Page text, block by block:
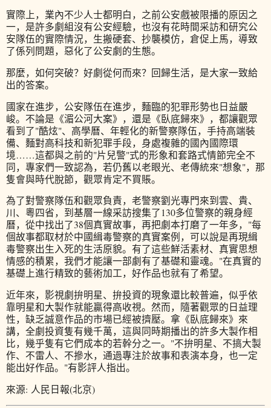
實際上，業內不少人士都明白，之前公安戲被限播的原因之
一，是許多劇組沒有公安經驗，也沒有花時間采訪和研究公
安隊伍的實際情況，生搬硬套、抄襲模仿，倉促上馬，導致
了係列問題，惡化了公安劇的生態。
那麼，如何突破？好劇從何而來？回歸生活，是大家一致給
出的答案。
國家在進步，公安隊伍在進步，麵臨的犯罪形勢也日益嚴
峻。不論是《湄公河大案》，還是《臥底歸來》，都讓觀眾
看到了"酷炫"、高學曆、年輕化的新警察隊伍，手持高端裝
備、麵對高科技和新犯罪手段，身處複雜的國內國際環
境……這都與之前的"片兒警"式的形象和套路式情節完全不
同，專家們一致認為，若仍舊以老眼光、老傳統來"想象"，那
隻會與時代脫節，觀眾肯定不買賬。
為了對警察隊伍和觀眾負責，老警察劉光專門來到雲、貴、
川、粵四省，到基層一線采訪搜集了130多位警察的親身經
曆，從中找出了38個真實故事，再把劇本打磨了一年多， "每
個故事都取材於中國緝毒警察的真實案例，可以說是再現緝
毒警察出生入死的生活原貌。有了這些鮮活素材、真實思想
情感的積累，我們才能讓一部劇有了基礎和靈魂。 "在真實的
基礎上進行精致的藝術加工，好作品也就有了希望。
近年來，影視劇拚明星、拚投資的現象還比較普遍，似乎依
靠明星和大製作就能贏得高收視。然而，隨著觀眾的日益理
性，缺乏誠意作品的市場已經被擠壓。拿《臥底歸來》來
講，全劇投資隻有幾千萬，這與同時期播出的許多大製作相
比，幾乎隻有它們成本的若幹分之一。 "不拚明星、不搞大製
作、不雷人、不摻水，通過專注於故事和表演本身，也一定
能出好作品。 "有影評人指出。
來源: 人民日報(北京)